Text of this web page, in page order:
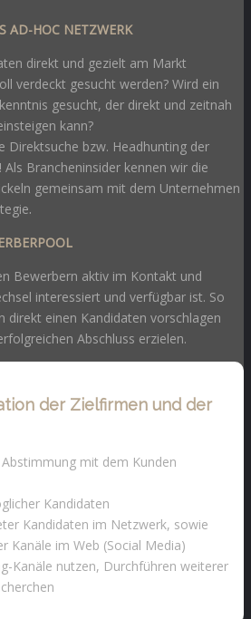
AD-HOC NETZWERK
direkt und gezielt am Markt
verdeckt gesucht werden? Wird ein
gesucht, der direkt und zeitnah
kann?
Direktsuche bzw. Headhunting der
Brancheninsider kennen wir die
gemeinsam mit dem Unternehmen
.
Bewerbern aktiv im Kontakt und
interessiert und verfügbar ist. So
direkt einen Kandidaten vorschlagen
Abschluss erzielen.
der Zielfirmen und der
mit dem Kunden
Kandidaten
Kandidaten im Netzwerk, sowie
Kanäle im Web (Social Media)
Kanäle nutzen, Durchführen weiterer